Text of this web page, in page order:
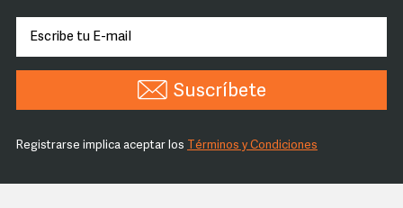
Suscríbete
Registrarse implica aceptar los Términos y Condiciones